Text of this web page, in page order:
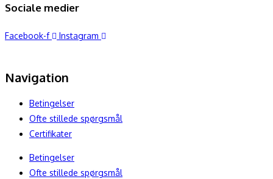
Sociale medier
Facebook-f Instagram
Navigation
Betingelser
Ofte stillede spørgsmål
Certifikater
Betingelser
Ofte stillede spørgsmål